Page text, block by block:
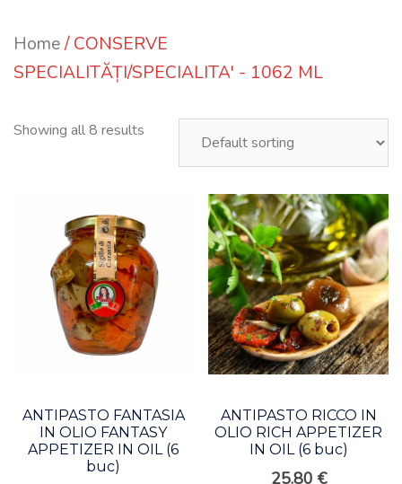
Home/ CONSERVE
SPECIALITĂȚI/SPECIALITA' - 1062 ML
Showing all 8 results
ANTIPASTO FANTASIA
IN OLIO FANTASY
APPETIZER IN OIL (6
buc)
ANTIPASTO RICCO IN
OLIO RICH APPETIZER
IN OIL (6 buc)
25.80 €